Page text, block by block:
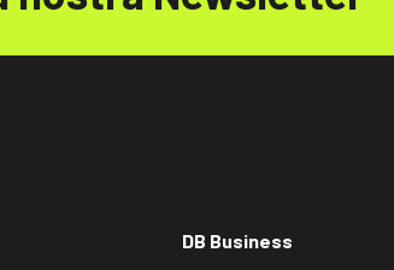
DB Business